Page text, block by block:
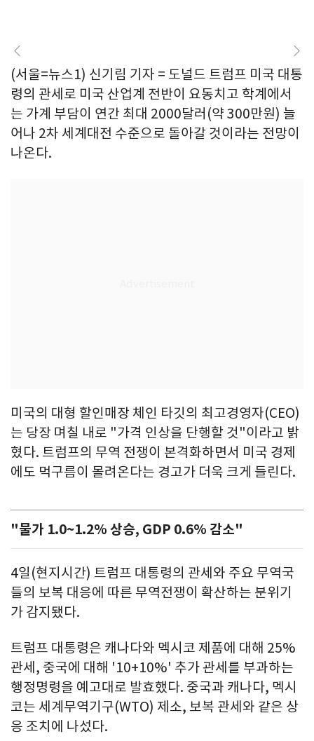
(서울=뉴스1) 신기림 기자 = 도널드 트럼프 미국 대통
령의 관세로 미국 산업계 전반이 요동치고 학계에서
는 가계 부담이 연간 최대 2000달러(약 300만원) 늘
어나 2차 세계대전 수준으로 돌아갈 것이라는 전망이
나온다.
미국의 대형 할인매장 체인 타깃의 최고경영자(CEO)
는 당장 며칠 내로 "가격 인상을 단행할 것"이라고 밝
혔다. 트럼프의 무역 전쟁이 본격화하면서 미국 경제
에도 먹구름이 몰려온다는 경고가 더욱 크게 들린다.
"물가 1.0~1.2% 상승, GDP 0.6% 감소"
4일(현지시간) 트럼프 대통령의 관세와 주요 무역국
들의 보복 대응에 따른 무역전쟁이 확산하는 분위기
가 감지됐다.
트럼프 대통령은 캐나다와 멕시코 제품에 대해 25%
관세, 중국에 대해 '10+10%' 추가 관세를 부과하는
행정명령을 예고대로 발효했다. 중국과 캐나다, 멕시
코는 세계무역기구(WTO) 제소, 보복 관세와 같은 상
응 조치에 나섰다.